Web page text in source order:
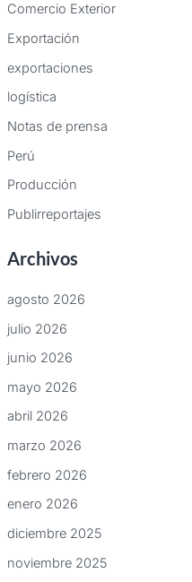
Comercio Exterior
Exportación
exportaciones
logística
Notas de prensa
Perú
Producción
Publirreportajes
Archivos
agosto 2026
julio 2026
junio 2026
mayo 2026
abril 2026
marzo 2026
febrero 2026
enero 2026
diciembre 2025
noviembre 2025